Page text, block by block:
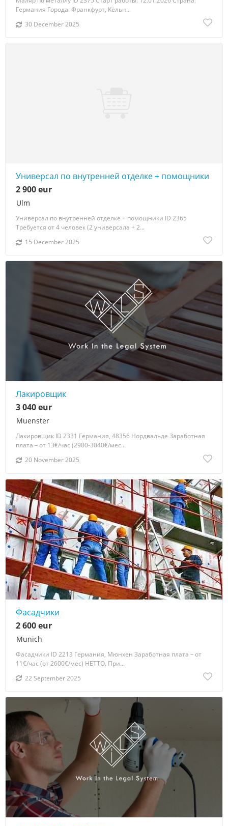
Германия Города: Франкфурт, Кёльн...
30 December 2025
Универсал по внутренней отделке + помощники
Ulm
2 900 eur
Универсал по внутренней отделке + помощники ID 2365
Требуется от 4 человек (2 универсала + 2...
15 December 2025
Лакировщик
Muenster
3 040 eur
Лакировщик ID 2331 Германия, 48356 Нордвальде Заработная
плата – от 13€/час (2900-3040€/мес...
20 November 2025
Фасадчики
Munich
2 600 eur
Фасадчики ID 2213 Германия, Мюнхен Заработная плата – от
11€/час (от 2600€/мес) НЕТТО. При...
22 September 2025